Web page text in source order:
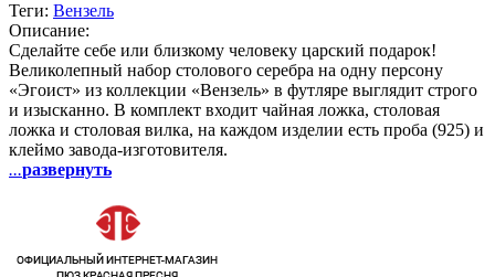
Теги: Вензель
Описание:
Сделайте себе или близкому человеку царский подарок!
Великолепный набор столового серебра на одну персону
«Эгоист» из коллекции «Вензель» в футляре выглядит строго
и изысканно. В комплект входит чайная ложка, столовая
ложка и столовая вилка, на каждом изделии есть проба (925) и
клеймо завода-изготовителя.
...развернуть